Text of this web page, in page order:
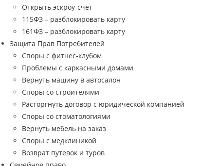
Открыть эскроу-счет
115ФЗ – разблокировать карту
161ФЗ – разблокировать карту
Защита Прав Потребителей
Споры с фитнес-клубом
Проблемы с каркасными домами
Вернуть машину в автосалон
Споры со строителями
Расторгнуть договор с юридической компанией
Споры со стоматологиями
Вернуть мебель на заказ
Споры с медклиникой
Возврат путевок и туров